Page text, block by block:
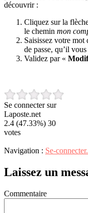
découvrir :
Cliquez sur la
le chemin mon
Saisissez votre mot
de passe, qu’il
Validez par «
Se connecter sur
Laposte.net
2.4 (47.33%) 30
votes
Navigation : Se-
Laissez un
Commentaire